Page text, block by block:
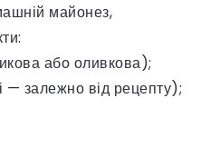
майонез,
або оливкова);
— залежно від рецепту);